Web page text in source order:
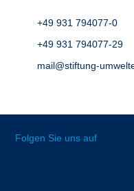
+49 931 794077-0
+49 931 794077-29
mail@stiftung-
Folgen Sie uns auf